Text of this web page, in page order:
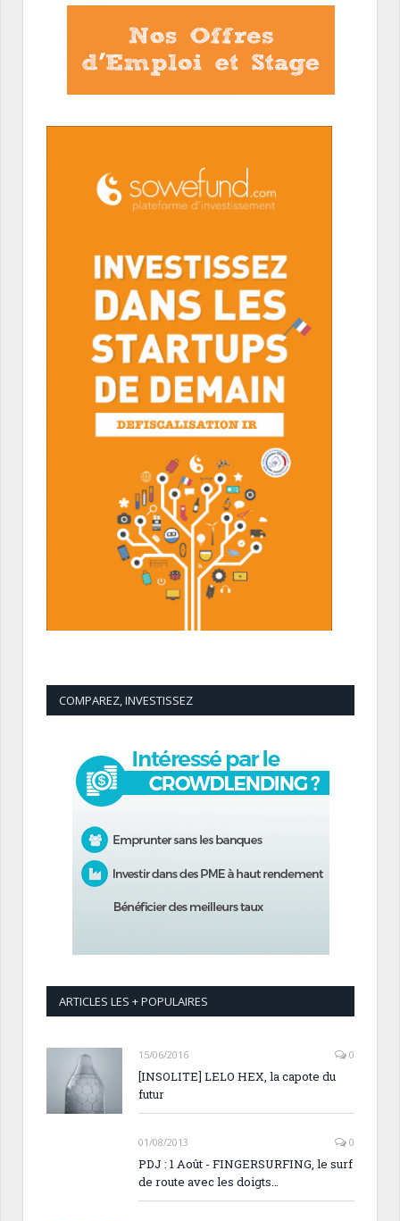
COMPAREZ, INVESTISSEZ
ARTICLES LES + POPULAIRES
15/06/2016 0
[INSOLITE] LELO HEX, la capote du
futur
01/08/2013 0
PDJ : 1 Août - FINGERSURFING, le surf
de route avec les doigts…